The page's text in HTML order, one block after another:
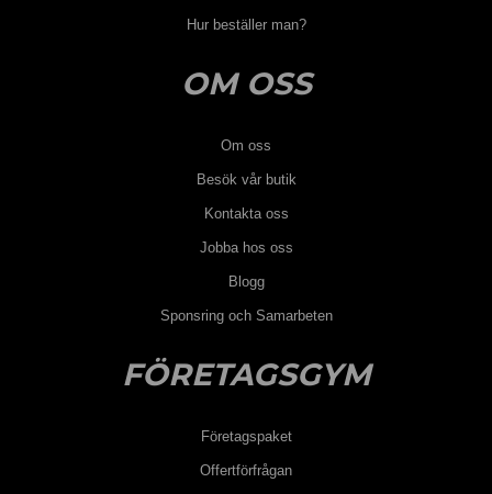
Hur beställer man?
OM OSS
Om oss
Besök vår butik
Kontakta oss
Jobba hos oss
Blogg
Sponsring och Samarbeten
FÖRETAGSGYM
Företagspaket
Offertförfrågan